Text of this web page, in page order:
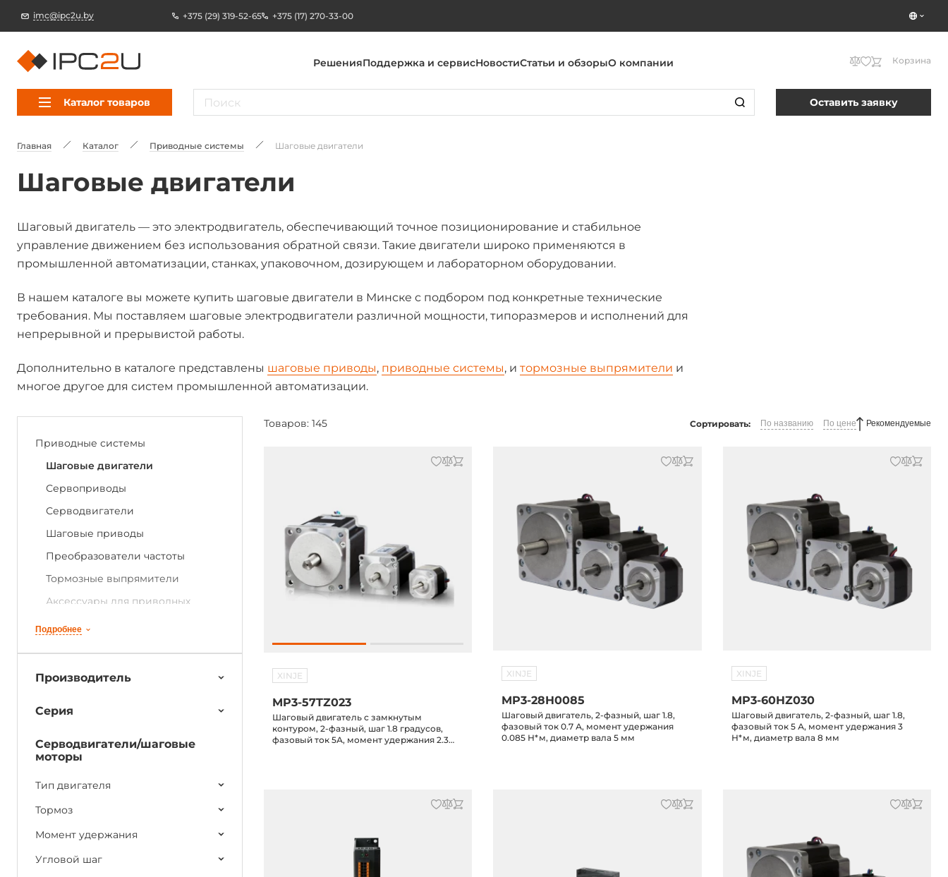
imc@ipc2u.by +375 (29) 319-52-65 +375 (17) 270-33-00
РешенияПоддержка и сервисНовостиСтатьи и обзорыО компании Корзина
Каталог товаров Оставить заявку
Главная Каталог Приводные системы Шаговые двигатели
Шаговые двигатели
Шаговый двигатель — это электродвигатель, обеспечивающий точное позиционирование и стабильное
управление движением без использования обратной связи. Такие двигатели широко применяются в
промышленной автоматизации, станках, упаковочном, дозирующем и лабораторном оборудовании.
В нашем каталоге вы можете купить шаговые двигатели в Минске с подбором под конкретные технические
требования. Мы поставляем шаговые электродвигатели различной мощности, типоразмеров и исполнений для
непрерывной и прерывистой работы.
Дополнительно в каталоге представлены шаговые приводы, приводные системы, и тормозные выпрямители и
многое другое для систем промышленной автоматизации.
Приводные системы
Шаговые двигатели
Сервоприводы
Серводвигатели
Шаговые приводы
Преобразователи частоты
Тормозные выпрямители
Аксессуары для приводных
Подробнее
Производитель
Серия
Серводвигатели/шаговые
моторы
Тип двигателя
Тормоз
Момент удержания
Угловой шаг
Товаров: 145 Сортировать: По названию По цене Рекомендуемые
XINJE
MP3-57TZ023
Шаговый двигатель с замкнутым
контуром, 2-фазный, шаг 1.8 градусов,
фазовый ток 5А, момент удержания 2.3
XINJE
MP3-28H0085
Шаговый двигатель, 2-фазный, шаг 1.8,
фазовый ток 0.7 А, момент удержания
0.085 Н*м, диаметр вала 5 мм
XINJE
MP3-60HZ030
Шаговый двигатель, 2-фазный, шаг 1.8,
фазовый ток 5 А, момент удержания 3
Н*м, диаметр вала 8 мм